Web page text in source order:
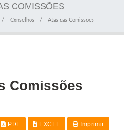
COMISSÕES
Conselhos Atas das Comissões
Comissões
PDF EXCEL Imprimir